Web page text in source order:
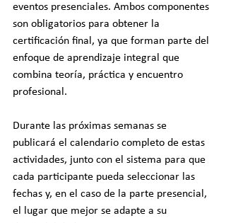
eventos presenciales. Ambos componentes
son obligatorios para obtener la
certificación final, ya que forman parte del
enfoque de aprendizaje integral que
combina teoría, práctica y encuentro
profesional.
Durante las próximas semanas se
publicará el calendario completo de estas
actividades, junto con el sistema para que
cada participante pueda seleccionar las
fechas y, en el caso de la parte presencial,
el lugar que mejor se adapte a su